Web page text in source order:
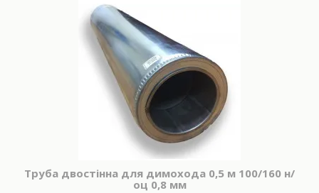
Труба двостінна для димохода 0,5 м 100/160 н/
оц 0,8 мм